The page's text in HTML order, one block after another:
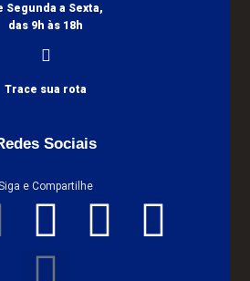
Segunda a Sexta,
das 9h às 18h
Trace sua rota
Sociais
e Compartilhe